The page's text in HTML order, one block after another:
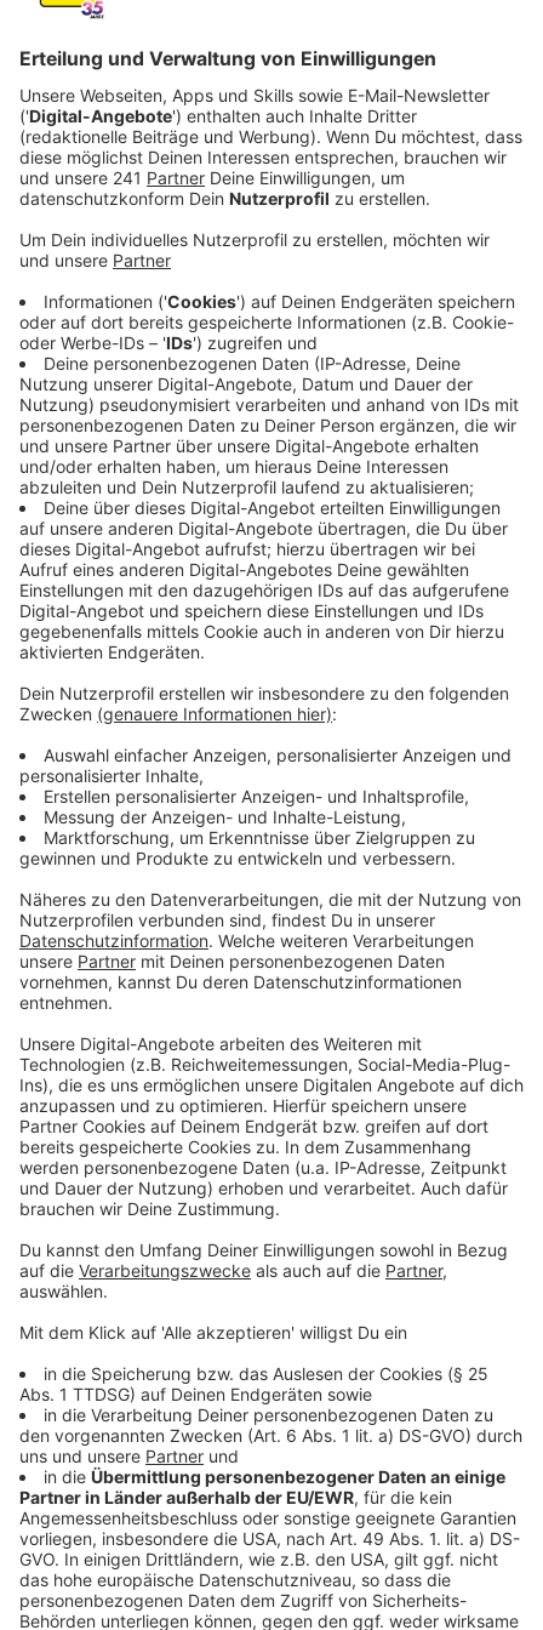
das könnte sich ändern.
Veröffentlicht:Dienstag, 18.02.2025 06:22
Anzeige
Einsatz bei Notfällen
Anzeige
Rettungshubschrauber kommen dann zum Einsatz,
wenn es bei einem Notfall besonders schnell gehen
muss, wenn etwa Verletzte ins Krankenhaus
transportiert werden müssen. In Leverkusen lassen
sich die Fälle aus dem letzten Jahr an zwei Händen
abzählen: Acht Hubschraubereinsätze vom ADAC-
Rettungsdienst gab es bei uns in der Stadt, teilt uns
der Club auf Anfrage mit.
Anzeige
Fast 7000 Einsätze in Nordrhein-Westfalen
Anzeige
Ziemlich wenig, wenn man auf die Gesamtzahl schaut:
In NRW waren es fast 7000 Einsätze, deutschlandweit
fast 50.000. Bei uns in der Stadt kommen besonders
dann Hubschrauber zum Einsatz, wenn Menschen aus
dem Rhein gerettet werden müssen. Durch die
Krankenhausreform wird es in Zukunft wohl mehr Heli-
Einsätze geben, vermutet der ADAC.
Anzeige
Weitere Meldungen aus Leverkusen
Anzeige
Leverkusener Ärzte empfehlen Grippeimpfung noch
vor Karneval
Haushalt: So will Leverkusen raus aus dem Finanzloch
Einbruch in Lützenkirchen: Polizei-Helikopter im
Einsatz
Anzeige